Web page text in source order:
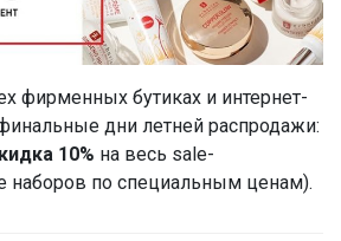
фирменных бутиках и интернет-
дни летней распродажи:
10% на весь sale-
наборов по специальным ценам).